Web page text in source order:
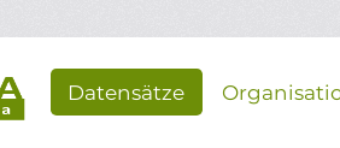
Datensätze